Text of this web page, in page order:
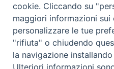
COPYRIGHT Scienza &
diritti -
cookie. Cliccando su
maggiori informazioni
personalizzare le tue
"rifiuta" o chiudendo
la navigazione